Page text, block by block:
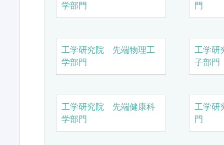
学部門
門
工学研究院 先端物理工
学部門
工学研
子部門
工学研究院 先端健康科
学部門
工学研
門